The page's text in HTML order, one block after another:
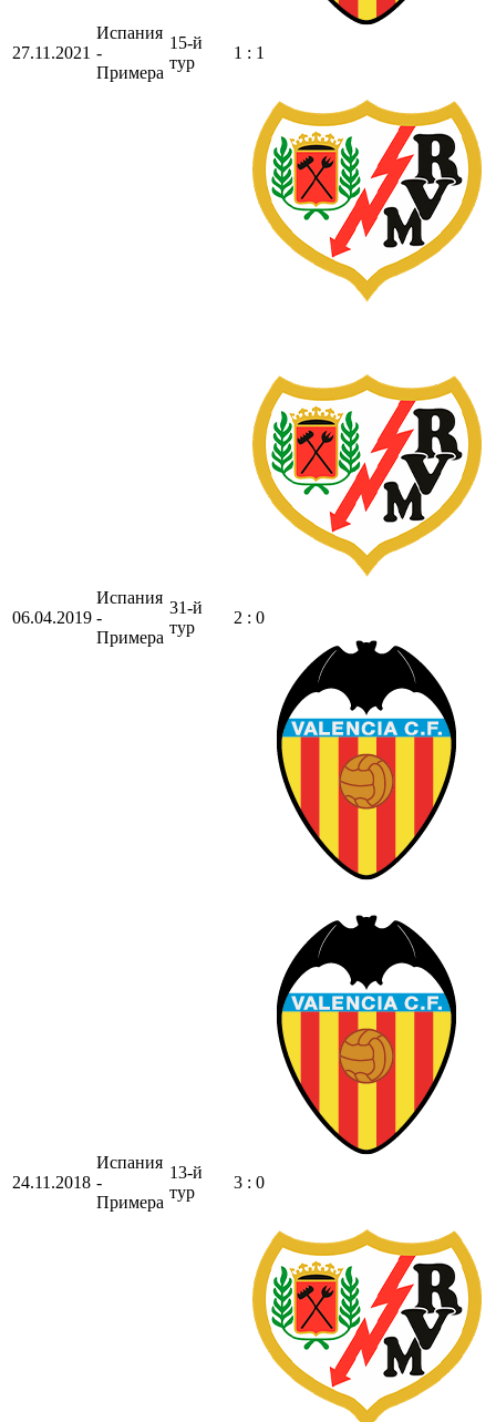
27.11.2021
Испания
-
Примера
15-й
тур
1 : 1
06.04.2019
Испания
-
Примера
31-й
тур
2 : 0
24.11.2018
Испания
-
Примера
13-й
тур
3 : 0